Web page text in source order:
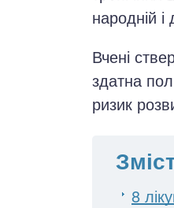
народній і
Вчені
здатна
ризик
8